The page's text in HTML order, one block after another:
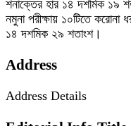
শনাক্তের হার ১৪ দশমিক ১৯
নমুনা পরীক্ষায় ১০টিতে
১৪ দশমিক ২৯ শতাংশ।
Address
Address Details